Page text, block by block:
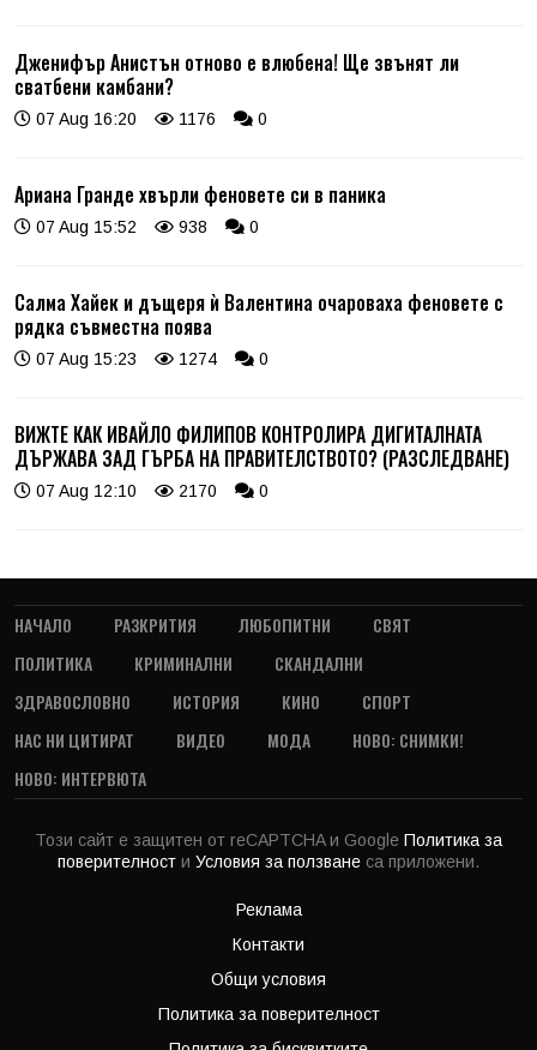
Дженифър Анистън отново е влюбена! Ще звънят ли
сватбени камбани?
07 Aug 16:20 1176 0
Ариана Гранде хвърли феновете си в паника
07 Aug 15:52 938 0
Салма Хайек и дъщеря ѝ Валентина очароваха феновете с
рядка съвместна поява
07 Aug 15:23 1274 0
ВИЖТЕ КАК ИВАЙЛО ФИЛИПОВ КОНТРОЛИРА ДИГИТАЛНАТА
ДЪРЖАВА ЗАД ГЪРБА НА ПРАВИТЕЛСТВОТО? (РАЗСЛЕДВАНЕ)
07 Aug 12:10 2170 0
НАЧАЛО РАЗКРИТИЯ ЛЮБОПИТНИ
СВЯТ
ПОЛИТИКА
КРИМИНАЛНИ
СКАНДАЛНИ
ЗДРАВОСЛОВНО
ИСТОРИЯ КИНО
СПОРТ
НАС НИ ЦИТИРАТ
ВИДЕО МОДА
НОВО: СНИМКИ!
НОВО: ИНТЕРВЮТА
Този сайт е защитен от reCAPTCHA и Google Политика за
поверителност и Условия за ползване са приложени.
Реклама
Контакти
Общи условия
Политика за поверителност